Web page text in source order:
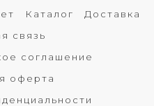
Каталог
Доставка
связь
соглашение
оферта